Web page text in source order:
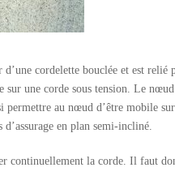
cordelette bouclée et est
une corde sous tension. Le
permettre au nœud d’être mobile
d’assurage en plan semi-incliné.
continuellement la corde. Il faut